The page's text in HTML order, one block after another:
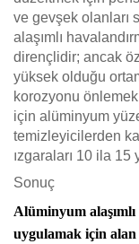
ve gevşek olanları
alaşımlı
dirençlidir; ancak
yüksek olduğu
korozyonu
için alüminyum
temizleyicilerden
ızgaraları 10 ila 15
Sonuç
Alüminyum alaşımlı
uygulamak için alan